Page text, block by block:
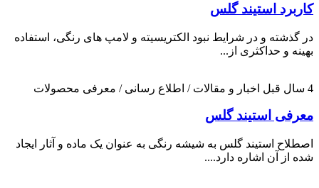
کاربرد استیند گلس
در گذشته و در شرایط نبود الکتریسیته و لامپ های رنگی، استفاده
بهینه و حداکثری از...
4 سال قبل اخبار و مقالات / اطلاع رسانی / معرفی محصولات
معرفی استیند گلس
اصطلاح استیند گلس به شیشه رنگی به عنوان یک ماده و آثار ایجاد
شده از آن اشاره دارد....